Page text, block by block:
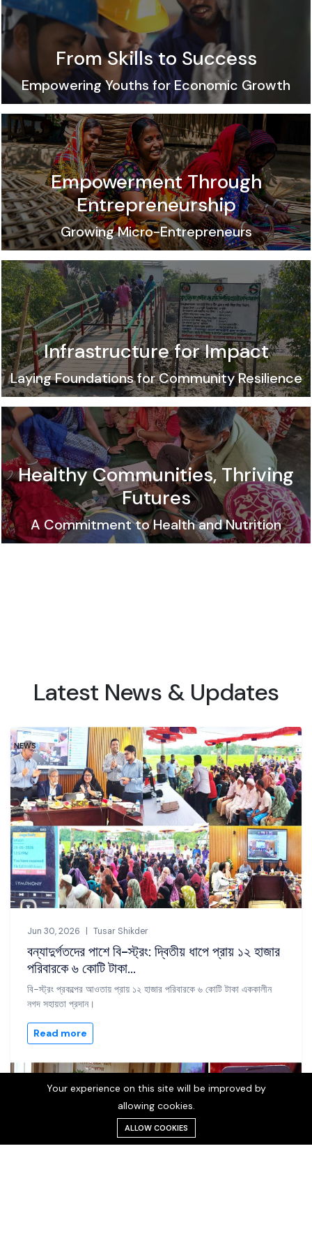
21-01-2026
এসডিএফ এর B-STRONG প্রকল্পের ১২/১২/২০২৫ তারিখে অনুষ্ঠিত
ক্লাস্টার ফ্যাসিলিটেটর (সাধারণ) পদে অনুষ্ঠিত লিখিত পরীক্ষায় উত্তীর্ণ
পরীক্ষার্থীদের মৌখিক পরীক্ষার তারিখ ও সময়সূচী
From Skills to Success
Empowering Youths for Economic Growth
Empowerment Through
Entrepreneurship
Growing Micro-Entrepreneurs
Infrastructure for Impact
Laying Foundations for Community Resilience
Healthy Communities, Thriving
Futures
A Commitment to Health and Nutrition
Latest News & Updates
NEWS
Jun 30, 2026 Tusar Shikder
বন্যাদুর্গতদের পাশে বি-স্ট্রং: দ্বিতীয় ধাপে প্রায় ১২ হাজার
পরিবারকে ৬ কোটি টাকা...
বি-স্ট্রং প্রকল্পের আওতায় প্রায় ১২ হাজার পরিবারকে ৬ কোটি টাকা এককালীন
নগদ সহায়তা প্রদান।
Read more
Your experience on this site will be improved by
allowing cookies.
ALLOW COOKIES